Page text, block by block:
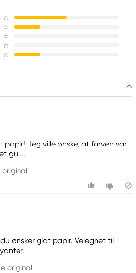
☆
☆
☆
☆
☆
papir! Jeg ville ønske, at farven var
gul...
original
ønsker glat papir. Velegnet til
original